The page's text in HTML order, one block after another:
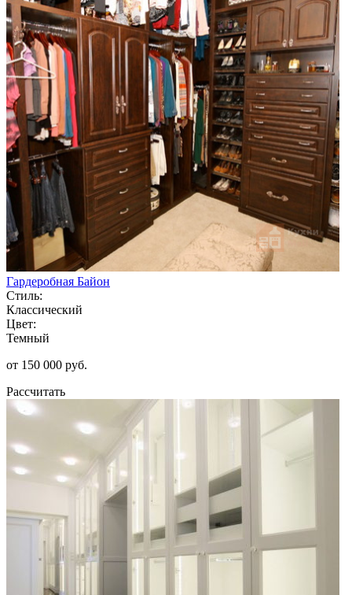
Гардеробная Байон
Стиль:
Классический
Цвет:
Темный
от 150 000 руб.
Рассчитать